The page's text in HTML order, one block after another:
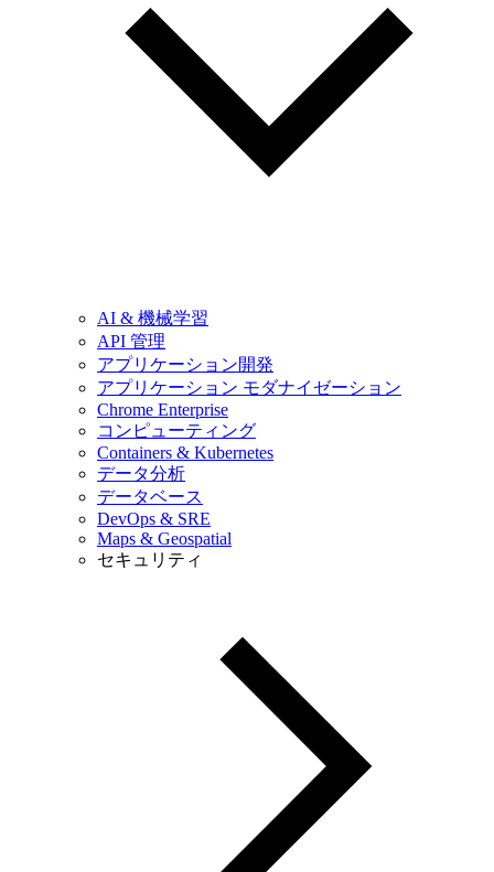
AI & 機械学習
API 管理
アプリケーション開発
アプリケーション モダナイゼーション
Chrome Enterprise
コンピューティング
Containers & Kubernetes
データ分析
データベース
DevOps & SRE
Maps & Geospatial
セキュリティ